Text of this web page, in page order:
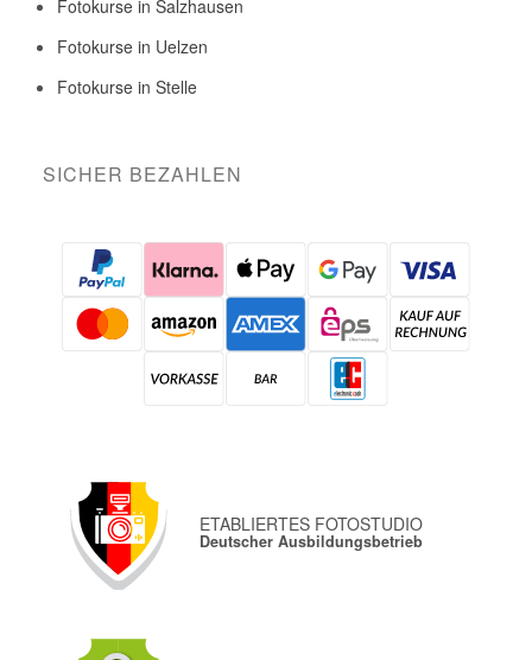
Fotokurse in Salzhausen
Fotokurse in Uelzen
Fotokurse in Stelle
SICHER BEZAHLEN
ETABLIERTES FOTOSTUDIO
Deutscher Ausbildungsbetrieb